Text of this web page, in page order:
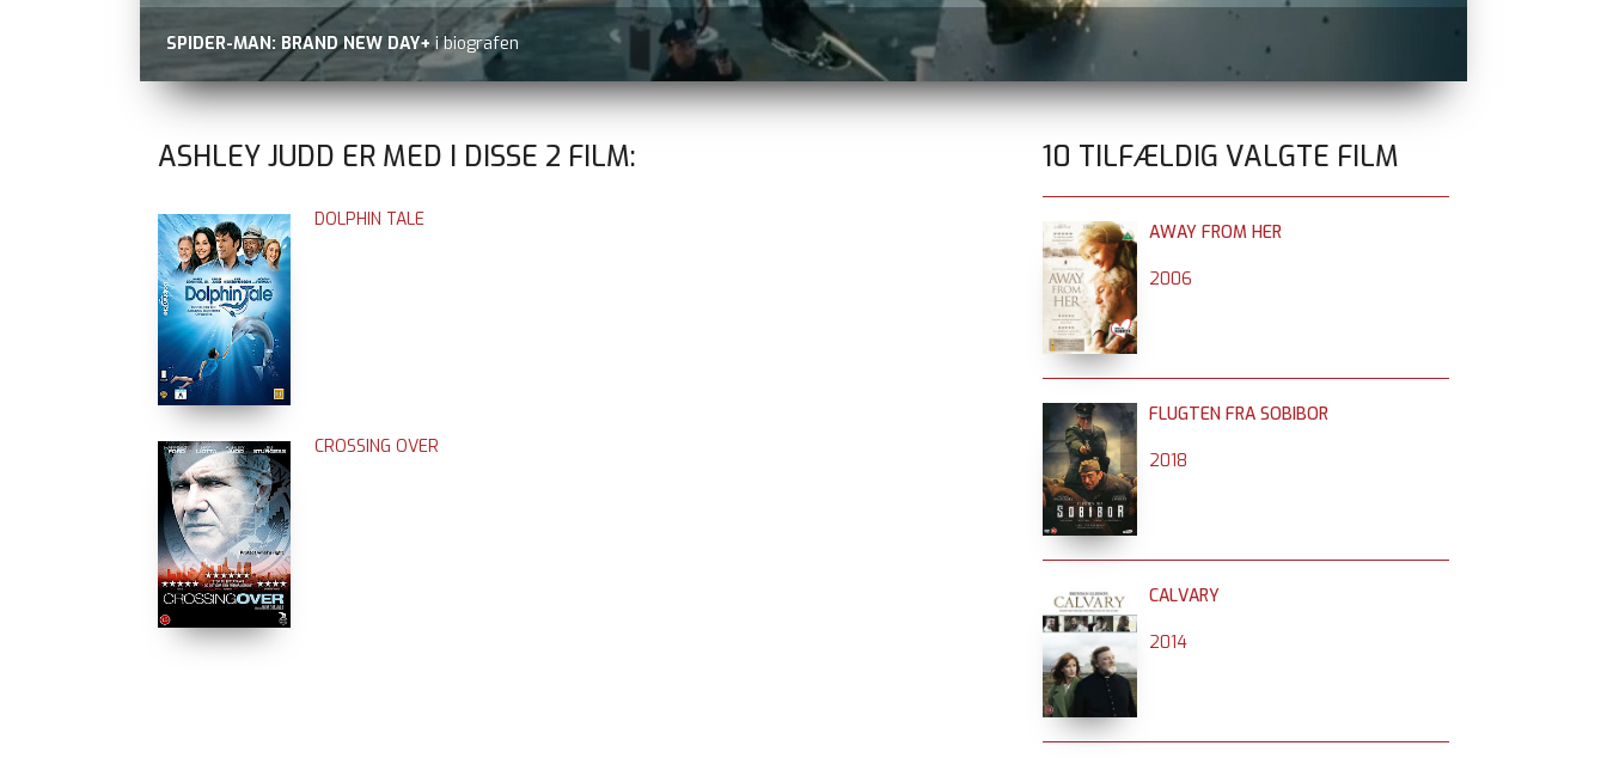
SPIDER-MAN: BRAND NEW DAY+ i biografen
ASHLEY JUDD ER MED I DISSE 2 FILM:
DOLPHIN TALE
CROSSING OVER
10 TILFÆLDIG VALGTE FILM
AWAY FROM HER
2006
FLUGTEN FRA SOBIBOR
2018
CALVARY
2014